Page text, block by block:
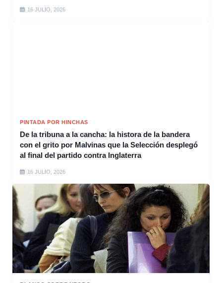
16 JULIO, 2026
PINTADA POR HINCHAS
De la tribuna a la cancha: la histora de la bandera
con el grito por Malvinas que la Selección desplegó
al final del partido contra Inglaterra
16 JULIO, 2026